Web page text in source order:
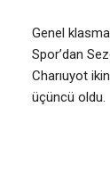
Genel
Spor’dan
Charıuyot
üçüncü oldu.